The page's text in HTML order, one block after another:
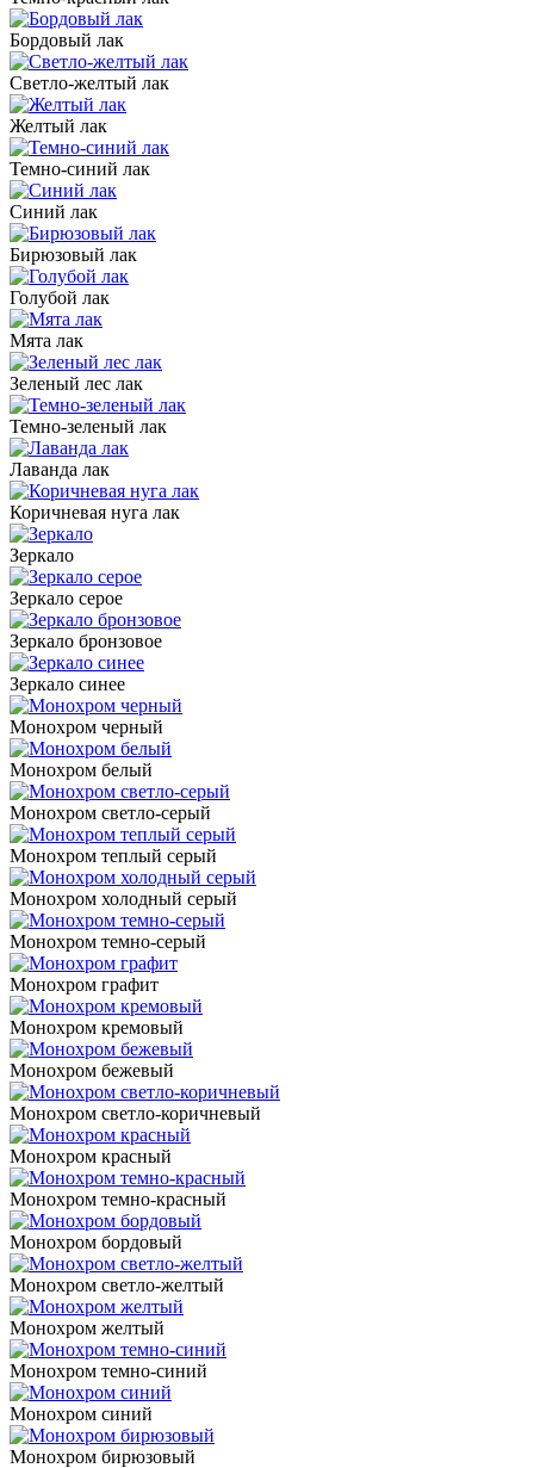
Бордовый лак
Светло-желтый лак
Желтый лак
Темно-синий лак
Синий лак
Бирюзовый лак
Голубой лак
Мята лак
Зеленый лес лак
Темно-зеленый лак
Лаванда лак
Коричневая нуга лак
Зеркало
Зеркало серое
Зеркало бронзовое
Зеркало синее
Монохром черный
Монохром белый
Монохром светло-серый
Монохром теплый серый
Монохром холодный серый
Монохром темно-серый
Монохром графит
Монохром кремовый
Монохром бежевый
Монохром светло-коричневый
Монохром красный
Монохром темно-красный
Монохром бордовый
Монохром светло-желтый
Монохром желтый
Монохром темно-синий
Монохром синий
Монохром бирюзовый